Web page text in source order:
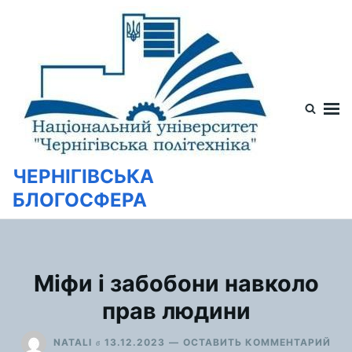
содержимому
ЧЕРНІГІВСЬКА
БЛОГОСФЕРА
Міфи і забобони навколо
прав людини
NATALI в 13.12.2023 ОСТАВИТЬ КОММЕНТАРИЙ